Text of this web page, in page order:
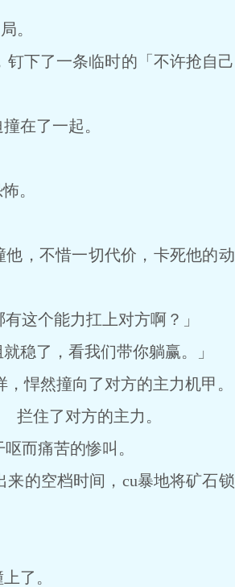
。
下了一条临时的「不许抢自己
在了一起。
。
，不惜一切代价，卡死他的动
个能力扛上对方啊？」
了，看我们带你躺赢。」
悍然撞向了对方的主力机甲。
住了对方的主力。
而痛苦的惨叫。
的空档时间，cu暴地将矿石锁
了。